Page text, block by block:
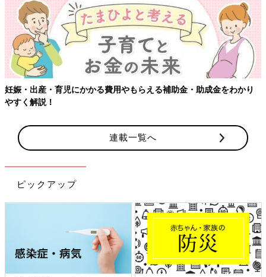
妊娠・出産・育児にかかる費用やもらえる補助金・助成金をわかり
やすく解説！
連載一覧へ
ピックアップ